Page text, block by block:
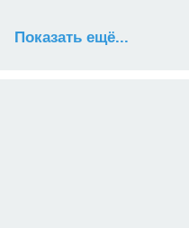
Показать ещё...